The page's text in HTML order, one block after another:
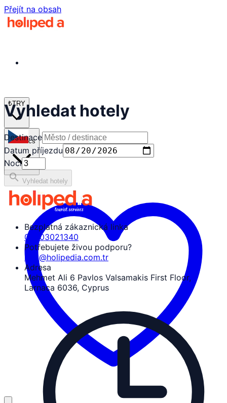
Přejít na obsah
₺TRY
cs
Vyhledat hotely
Destinace
Datum příjezdu
Noci
search Vyhledat hotely
Bezplatná zákaznická linka
08503021340
Potřebujete živou podporu?
info@holipedia.com.tr
Adresa
Mehmet Ali 6 Pavlos Valsamakis First Floor,
Larnaca 6036, Cyprus